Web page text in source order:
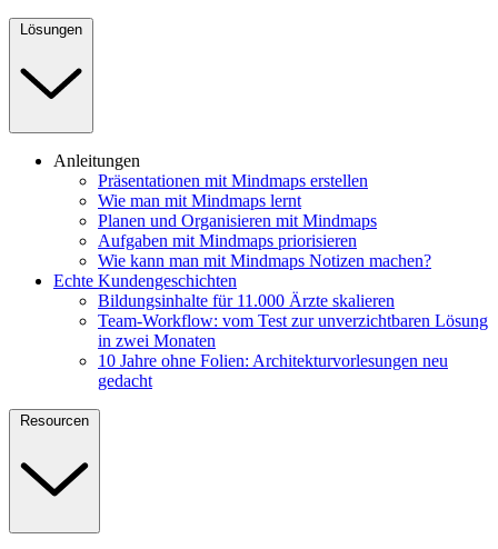
Lösungen
Anleitungen
Präsentationen mit Mindmaps erstellen
Wie man mit Mindmaps lernt
Planen und Organisieren mit Mindmaps
Aufgaben mit Mindmaps priorisieren
Wie kann man mit Mindmaps Notizen machen?
Echte Kundengeschichten
Bildungsinhalte für 11.000 Ärzte skalieren
Team-Workflow: vom Test zur unverzichtbaren Lösung
in zwei Monaten
10 Jahre ohne Folien: Architekturvorlesungen neu
gedacht
Resourcen